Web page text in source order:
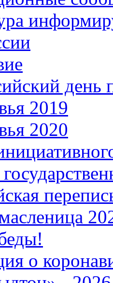
день
2019
2020
о